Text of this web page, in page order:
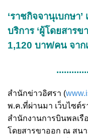
‘ราชกิจจานุเบกษา’
บริการ ‘ผู้โดยสารข
1,120 บาท/คน จา
สำนักข่าวอิศรา (
พ.ค.ที่ผ่านมา เว็บไซต์
สำนักงานการบินพลเรื
โดยสารขาออก ณ สน